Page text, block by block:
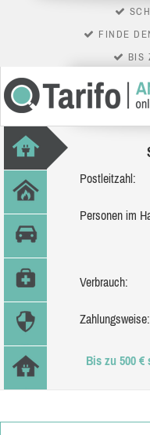
FINDE
BIS
Postleitzahl:
Personen im
Verbrauch:
Zahlungsweise:
Bis zu 500 €